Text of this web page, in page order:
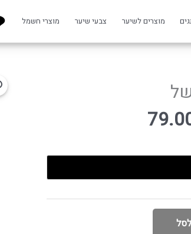
מוצרים לשיער צבעי שיער מוצרי חשמל